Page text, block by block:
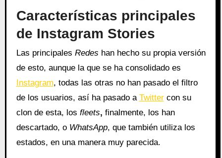
Características principales
de Instagram Stories
Las principales Redes han hecho su propia versión
de esto, aunque la que se ha consolidado es
Instagram, todas las otras no han pasado el filtro
de los usuarios, así ha pasado a Twittercon su
clon de esta, los fleets, finalmente, los han
descartado, o WhatsApp, que también utiliza los
estados, en una manera muy parecida.